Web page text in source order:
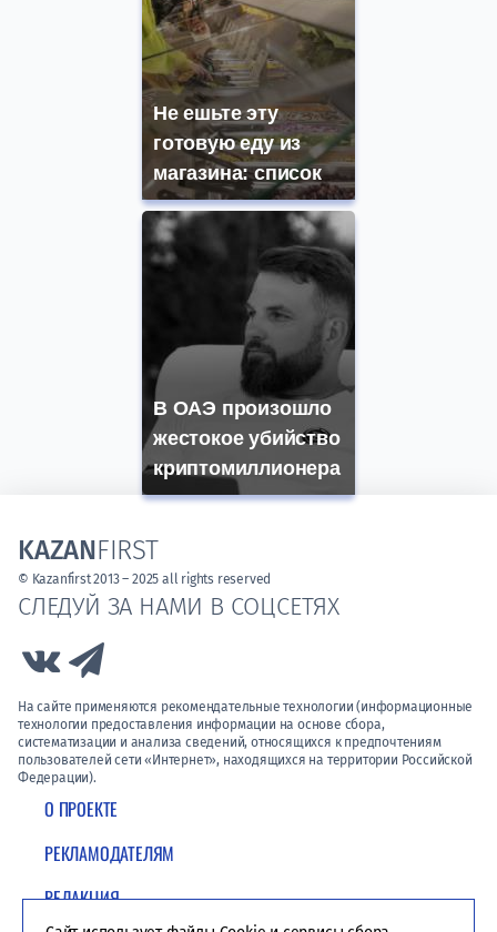
Не ешьте эту
готовую еду из
магазина: список
В ОАЭ произошло
жестокое убийство
криптомиллионера
О ПРОЕКТЕ
РЕКЛАМОДАТЕЛЯМ
РЕДАКЦИЯ
СЛЕДУЙ ЗА НАМИ В СОЦСЕТЯХ
Link to Vk
На сайте применяются рекомендательные технологии (информационные
технологии предоставления информации на основе сбора,
систематизации и анализа сведений, относящихся к предпочтениям
пользователей сети «Интернет», находящихся на территории Российской
Федерации).
KAZANFIRST
© Kazanfirst 2013 – 2025 all rights reserved